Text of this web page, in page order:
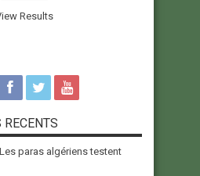
Results
Les paras algériens testent